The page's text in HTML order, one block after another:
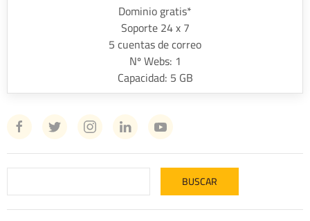
Dominio gratis*
Soporte 24 x 7
5 cuentas de correo
Nº Webs: 1
Capacidad: 5 GB